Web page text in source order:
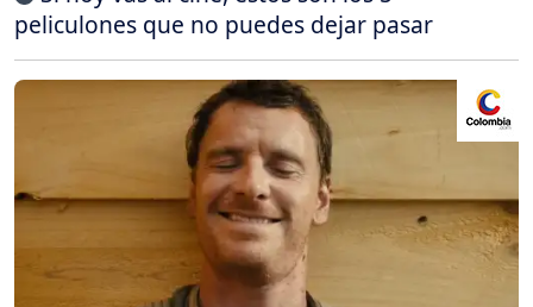
peliculones que no puedes dejar pasar